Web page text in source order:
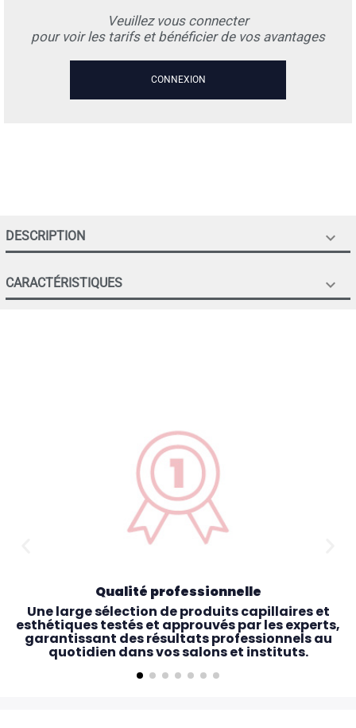
Veuillez vous connecter
pour voir les tarifs et bénéficier de vos avantages
CONNEXION
DESCRIPTION 
CARACTÉRISTIQUES 
Qualité professionnelle
Une large sélection de produits capillaires et
esthétiques testés et approuvés par les experts,
garantissant des résultats professionnels au
quotidien dans vos salons et instituts.